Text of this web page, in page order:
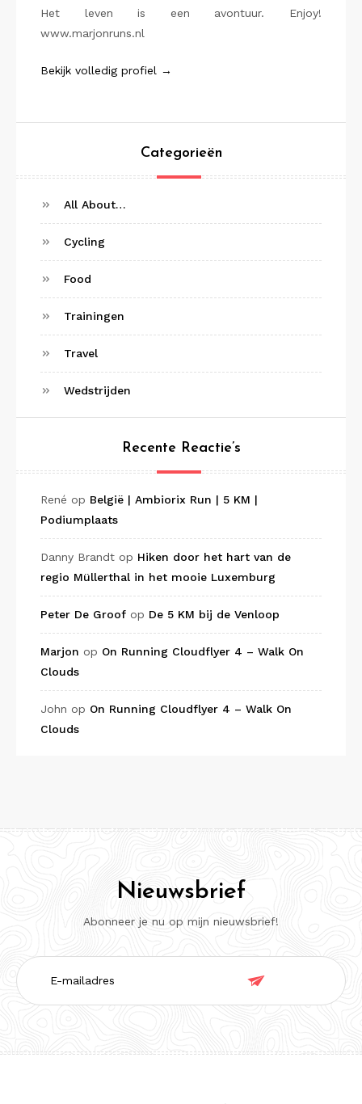
Het leven is een avontuur. Enjoy!
www.marjonruns.nl
Bekijk volledig profiel →
Categorieën
All About…
Cycling
Food
Trainingen
Travel
Wedstrijden
Recente Reactie’s
René op België | Ambiorix Run | 5 KM |
Podiumplaats
Danny Brandt op Hiken door het hart van de
regio Müllerthal in het mooie Luxemburg
Peter De Groof op De 5 KM bij de Venloop
Marjon op On Running Cloudflyer 4 – Walk On
Clouds
John op On Running Cloudflyer 4 – Walk On
Clouds
Nieuwsbrief
Abonneer je nu op mijn nieuwsbrief!
E-
mailadres
